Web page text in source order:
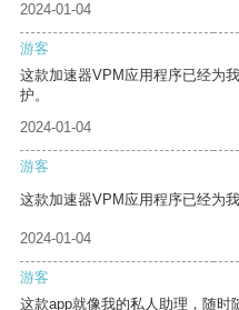
2024-01-04
游客
这款加速器VPM应用程序已经为
护。
2024-01-04
游客
这款加速器VPM应用程序已经为
2024-01-04
游客
这款app就像我的私人助理，随